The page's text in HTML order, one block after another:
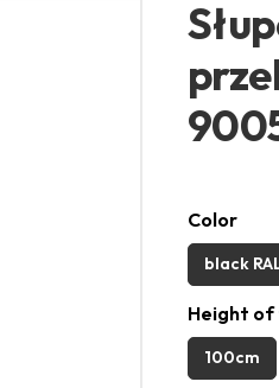
Color
black
Height of
100cm